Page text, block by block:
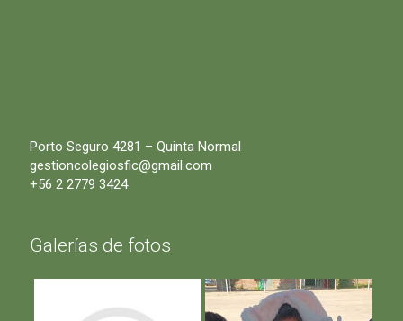
Porto Seguro 4281 – Quinta Normal
gestioncolegiosfic@gmail.com
+56 2 2779 3424
Galerías de fotos